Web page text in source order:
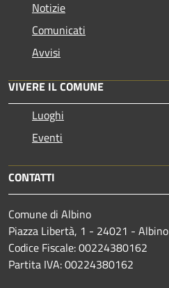
Notizie
Comunicati
Avvisi
VIVERE IL COMUNE
Luoghi
Eventi
CONTATTI
Comune di Albino
Piazza Libertà, 1 - 24021 - Albino
Codice Fiscale: 00224380162
Partita IVA: 00224380162